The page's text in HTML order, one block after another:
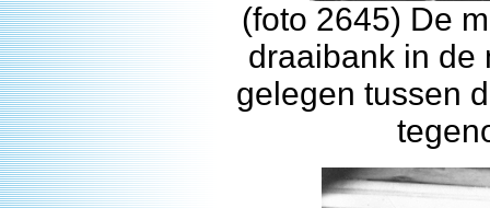
(foto 2645) De
draaibank in de
gelegen tussen